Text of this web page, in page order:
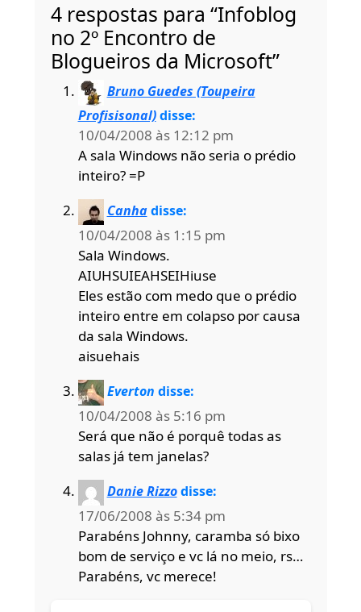
4 respostas para “Infoblog
no 2º Encontro de
Blogueiros da Microsoft”
Bruno Guedes (Toupeira
Profisisonal) disse:
10/04/2008 às 12:12 pm
A sala Windows não seria o prédio
inteiro? =P
Canha disse:
10/04/2008 às 1:15 pm
Sala Windows.
AIUHSUIEAHSEIHiuse
Eles estão com medo que o prédio
inteiro entre em colapso por causa
da sala Windows.
aisuehais
Everton disse:
10/04/2008 às 5:16 pm
Será que não é porquê todas as
salas já tem janelas?
Danie Rizzo disse:
17/06/2008 às 5:34 pm
Parabéns Johnny, caramba só bixo
bom de serviço e vc lá no meio, rs…
Parabéns, vc merece!